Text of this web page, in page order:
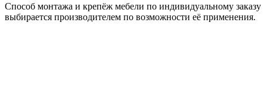
Способ монтажа и крепёж мебели по индивидуальному заказу
выбирается производителем по возможности её применения.